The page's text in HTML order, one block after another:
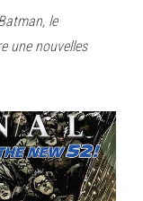
le
une nouvelles